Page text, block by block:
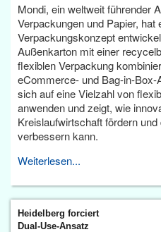
Mondi, ein weltweit führender
Verpackungen und Papier, hat
Verpackungskonzept
Außenkarton mit einer
flexiblen Verpackung
eCommerce- und Bag-in-
sich auf eine Vielzahl von
anwenden und zeigt, wie
Kreislaufwirtschaft fördern
verbessern kann.
Weiterlesen...
Heidelberg forciert
Dual-Use-Ansatz